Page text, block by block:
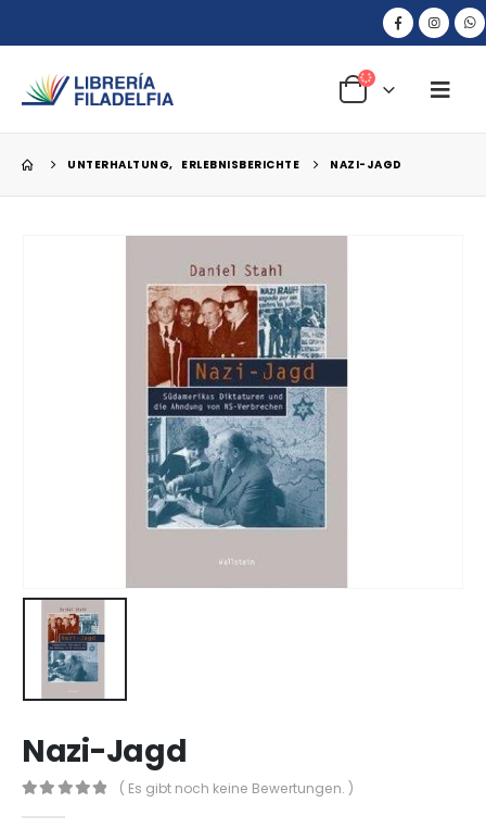
UNTERHALTUNG, ERLEBNISBERICHTE NAZI-JAGD
Nazi-Jagd
( Es gibt noch keine Bewertungen. )